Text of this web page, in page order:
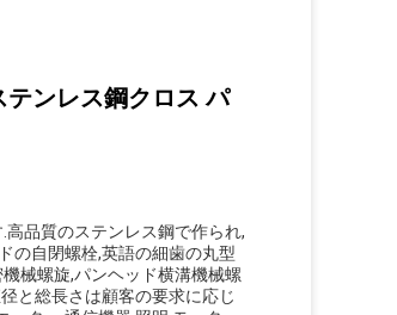
ンレス鋼クロス パ
高品質のステンレス鋼で作られ,
の自閉螺栓,英語の細歯の丸型
械螺旋,パンヘッド横溝機械螺
と総長さは顧客の要求に応じ